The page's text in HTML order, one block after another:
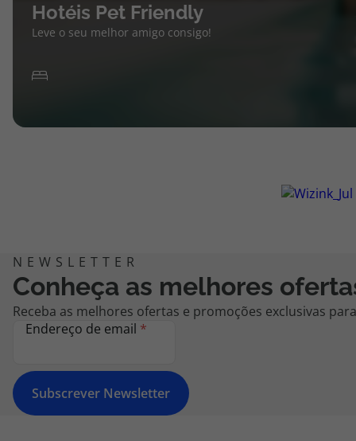
Hotéis Pet Friendly
Leve o seu melhor amigo consigo!
Conheça as melhores
Receba as melhores ofertas e promoções exclusivas
Endereço de email *
Subscrever Newsletter